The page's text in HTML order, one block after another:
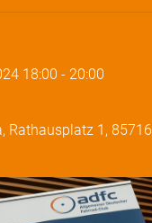
18:00 - 20:00
Rathausplatz 1, 85716